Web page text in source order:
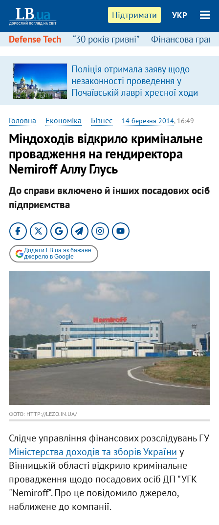
Підтримати УКР
Defense Tech “30 років гривні” Фінансова
Поліція отримала заяву щодо
незаконності проведення у
Почаївській лаврі хресної ходи
Головна — Економіка — Бізнес— 14 березня 2014, 16:49
Міндоходів відкрило кримінальне
провадження на гендиректора
Nemiroff Аллу Глусь
До справи включено й інших посадових осіб
підприємства
Додати LB.ua як бажане
джерело в Google
ФОТО: HTTP://LEZO.IN.UA/
Слідче управління фінансових розслідувань ГУ
Міністерства доходів та зборів України у
Вінницькій області відкрило кримінальне
провадження щодо посадових осіб ДП "УГК
"Nemiroff". Про це повідомило джерело,
наближене до компанії.